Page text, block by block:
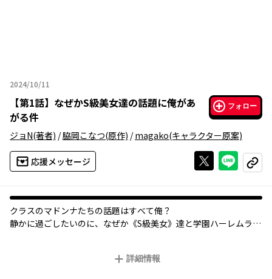
2024/10/11
2024年10月11日
【第1話】 なぜかS級美女達の話題に俺があ
がる件
フォロー
ジョN(著者) /脇岡こなつ(原作) /magako(キャラクター原案)
応援メッセージ Xで投稿する
ライン
コピー
クラスのマドンナたちの話題はすべて俺？
静かに過ごしたいのに、なぜか《S級美女》達と学園ハーレムラブ
詳細情報